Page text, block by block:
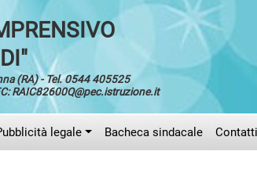
(RA) - Tel. 0544 405525
RAIC82600Q@pec.istruzione.it
legale Bacheca sindacale Contatti